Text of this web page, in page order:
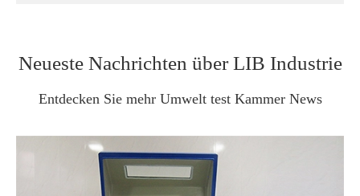
Neueste Nachrichten über LIB Industrie
Entdecken Sie mehr Umwelt test Kammer News